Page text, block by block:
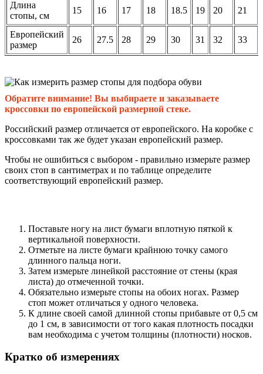
Длина
стопы, см
15 16 17 18 18.5 19 20 21
Европейский
размер
26 27.5 28 29 30 31 32 33
Обратите внимание! Вы выбираете и заказываете
кроссовки по европейской размерной стеке.
Российский размер отличается от европейского. На коробке с
кроссовками так же будет указан европейский размер.
Чтобы не ошибиться с выбором - правильно измерьте размер
своих стоп в сантиметрах и по таблице определите
соответствующий европейский размер.
Поставьте ногу на лист бумаги вплотную пяткой к
вертикальной поверхности.
Отметьте на листе бумаги крайнюю точку самого
длинного пальца ноги.
Затем измерьте линейкой расстояние от стены (края
листа) до отмеченной точки.
Обязательно измерьте стопы на обоих ногах. Размер
стоп может отличаться у одного человека.
К длине своей самой длинной стопы прибавьте от 0,5 см
до 1 см, в зависимости от того какая плотность посадки
вам необходима с учетом толщины (плотности) носков.
Кратко об измерениях